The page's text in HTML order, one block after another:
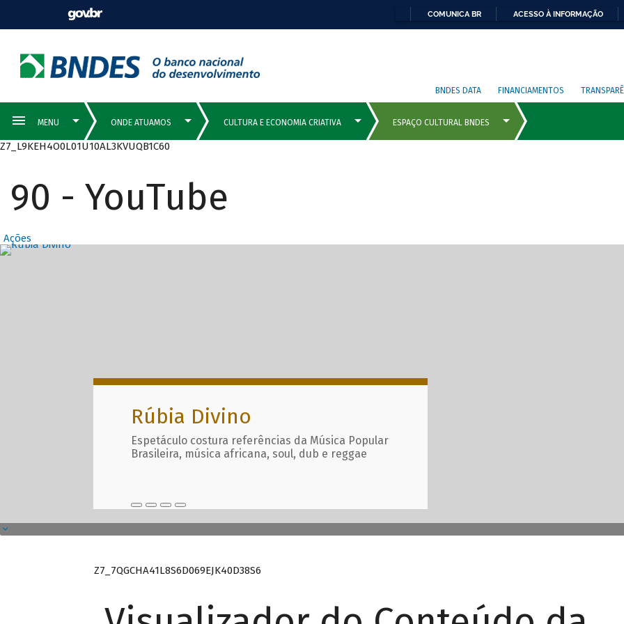
COMUNICA BR ACESSO À INFORMAÇÃO
BNDES DATA FINANCIAMENTOS
Z7_L9KEH4O0L01U10AL3KVUQB1C60
90 - YouTube
Ações
Destaques Principais com
Rúbia Divino
Espetáculo costura referências da Música Popular
Brasileira, música africana, soul, dub e reggae
Z7_7QGCHA41L8S6D069EJK40D38S6